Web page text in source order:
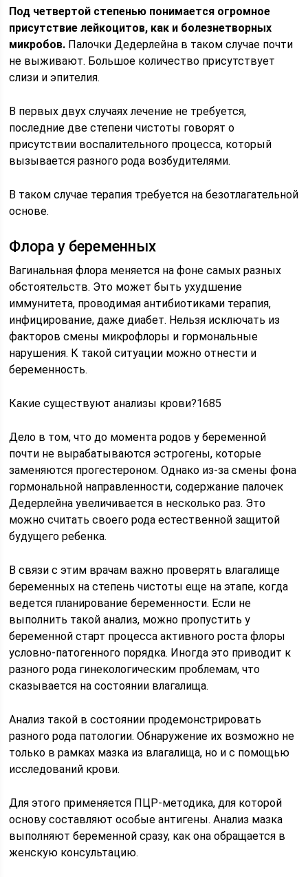
Под четвертой степенью понимается огромное
присутствие лейкоцитов, как и болезнетворных
микробов. Палочки Дедерлейна в таком случае почти
не выживают. Большое количество присутствует
слизи и эпителия.
В первых двух случаях лечение не требуется,
последние две степени чистоты говорят о
присутствии воспалительного процесса, который
вызывается разного рода возбудителями.
В таком случае терапия требуется на безотлагательной
основе.
Флора у беременных
Вагинальная флора меняется на фоне самых разных
обстоятельств. Это может быть ухудшение
иммунитета, проводимая антибиотиками терапия,
инфицирование, даже диабет. Нельзя исключать из
факторов смены микрофлоры и гормональные
нарушения. К такой ситуации можно отнести и
беременность.
Какие существуют анализы крови?1685
Дело в том, что до момента родов у беременной
почти не вырабатываются эстрогены, которые
заменяются прогестероном. Однако из-за смены фона
гормональной направленности, содержание палочек
Дедерлейна увеличивается в несколько раз. Это
можно считать своего рода естественной защитой
будущего ребенка.
В связи с этим врачам важно проверять влагалище
беременных на степень чистоты еще на этапе, когда
ведется планирование беременности. Если не
выполнить такой анализ, можно пропустить у
беременной старт процесса активного роста флоры
условно-патогенного порядка. Иногда это приводит к
разного рода гинекологическим проблемам, что
сказывается на состоянии влагалища.
Анализ такой в состоянии продемонстрировать
разного рода патологии. Обнаружение их возможно не
только в рамках мазка из влагалища, но и с помощью
исследований крови.
Для этого применяется ПЦР-методика, для которой
основу составляют особые антигены. Анализ мазка
выполняют беременной сразу, как она обращается в
женскую консультацию.